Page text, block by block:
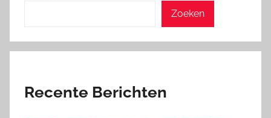
Zoeken
Recente Berichten